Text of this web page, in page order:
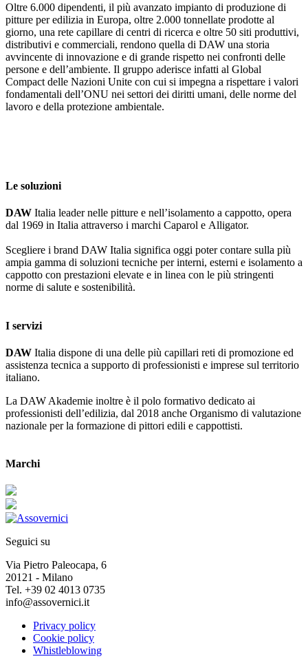
Oltre 6.000 dipendenti, il più avanzato impianto di produzione di
pitture per edilizia in Europa, oltre 2.000 tonnellate prodotte al
giorno, una rete capillare di centri di ricerca e oltre 50 siti produttivi,
distributivi e commerciali, rendono quella di DAW una storia
avvincente di innovazione e di grande rispetto nei confronti delle
persone e dell’ambiente. Il gruppo aderisce infatti al Global
Compact delle Nazioni Unite con cui si impegna a rispettare i valori
fondamentali dell’ONU nei settori dei diritti umani, delle norme del
lavoro e della protezione ambientale.
Le soluzioni
DAW Italia leader nelle pitture e nell’isolamento a cappotto, opera
dal 1969 in Italia attraverso i marchi Caparol e Alligator.
Scegliere i brand DAW Italia significa oggi poter contare sulla più
ampia gamma di soluzioni tecniche per interni, esterni e isolamento a
cappotto con prestazioni elevate e in linea con le più stringenti
norme di salute e sostenibilità.
I servizi
DAW Italia dispone di una delle più capillari reti di promozione ed
assistenza tecnica a supporto di professionisti e imprese sul territorio
italiano.
La DAW Akademie inoltre è il polo formativo dedicato ai
professionisti dell’edilizia, dal 2018 anche Organismo di valutazione
nazionale per la formazione di pittori edili e cappottisti.
Marchi
Seguici su
Via Pietro Paleocapa, 6
20121 - Milano
Tel. +39 02 4013 0735
info@assovernici.it
Privacy policy
Cookie policy
Whistleblowing